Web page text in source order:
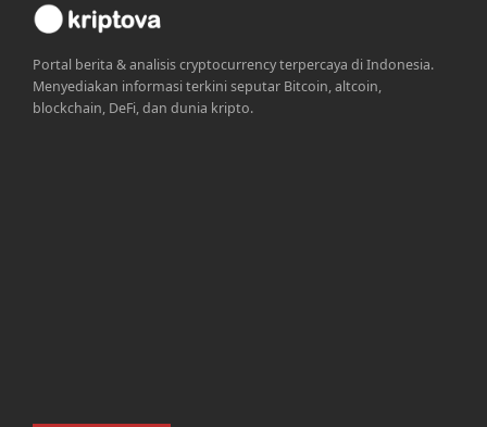
Portal berita & analisis cryptocurrency terpercaya di Indonesia.
Menyediakan informasi terkini seputar Bitcoin, altcoin,
blockchain, DeFi, dan dunia kripto.